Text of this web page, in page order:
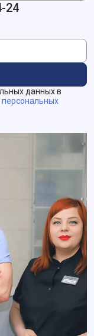
24
данных в
персональных